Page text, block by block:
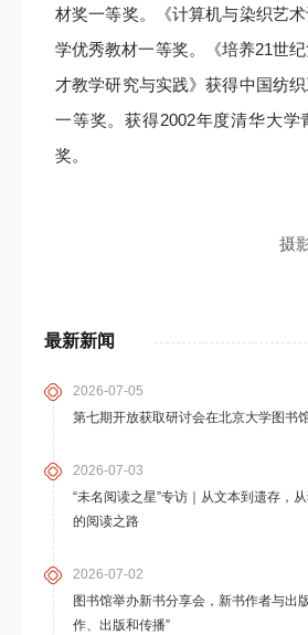
最新新闻
2026-07-05
第七期开放获取研讨会在北京大学图书
2026-07-03
“未名阅读之星”专访｜从文本到遗存，
的阅读之路
2026-07-02
图书馆举办新书分享会，新书作者与出
作、出版和传播”
材奖一等奖。《计算机与染织艺
学优秀教材一等奖。《培养21世
才教学研究与实践》获得中国纺
一等奖。获得2002年度清华大学
奖。
摄